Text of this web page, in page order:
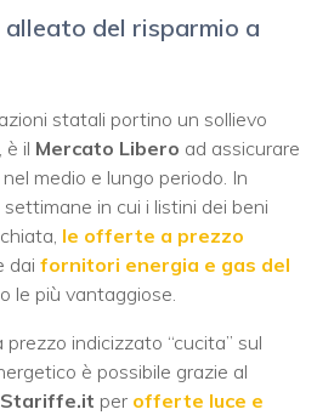
del risparmio a
statali portino un sollievo
è il Mercato Libero ad assicurare
medio e lungo periodo. In
in cui i listini dei beni
le offerte a prezzo
dai fornitori energia e gas del
le più vantaggiose.
indicizzato “cucita” sul
è possibile grazie al
per offerte luce e